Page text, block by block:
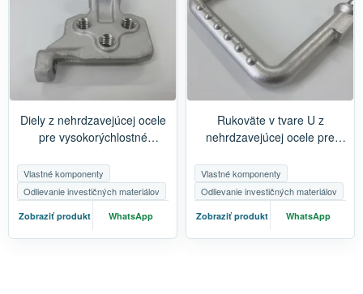
Diely z nehrdzavejúcej ocele
pre vysokorýchlostné
Presné odlievanie a
obrábanie
Vlastné komponenty
Odlievanie investičných materiálov
Zobraziť produkt WhatsApp
Rukoväte v tvare U z
nehrdzavejúcej ocele pre
príslušenstvo zábradlí pre
vysokorýchlostné železnice a
metro
Vlastné komponenty
Odlievanie investičných materiálov
Zobraziť produkt WhatsApp